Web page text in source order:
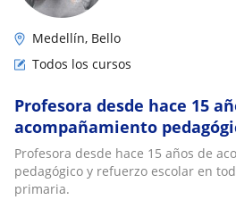
Medellín, Bello
Todos los cursos
Profesora desde hace 15
acompañamiento
escolar en todas las áreas
primaria
Profesora desde hace 15 años de
pedagógico y refuerzo escolar en
primaria.